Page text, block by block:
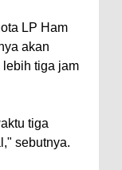
LP Ham
akan
lebih tiga jam
tiga
sebutnya.